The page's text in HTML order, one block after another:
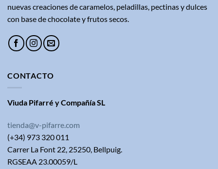
nuevas creaciones de caramelos, peladillas, pectinas y dulces
con base de chocolate y frutos secos.
CONTACTO
Viuda Pifarré y Compañía SL
tienda@v-pifarre.com
(+34) 973 320 011
Carrer La Font 22, 25250, Bellpuig.
RGSEAA 23.00059/L